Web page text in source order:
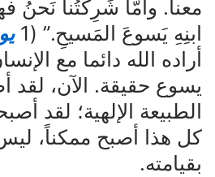
معنا. وأمّا شَرِكَتُنا نَحنُ
ابنِهِ يَسوعَ المَسيحِ.” (1
أراده الله دائما مع
يسوع حقيقة. الآن، لقد
الطبيعة الإلهية؛ لقد
كل هذا أصبح ممكناً،
بقيامته.